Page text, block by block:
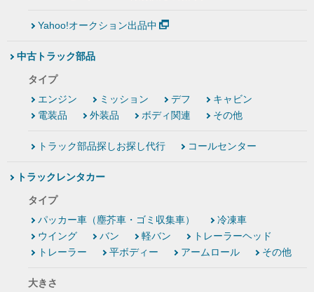
Yahoo!オークション出品中
中古トラック部品
タイプ
エンジン
ミッション デフ
キャビン
電装品
外装品 ボディ関連 その他
トラック部品探しお探し代行 コールセンター
トラックレンタカー
タイプ
パッカー車（塵芥車・ゴミ収集車）
冷凍車
ウイング
バン 軽バン
トレーラーヘッド
トレーラー
平ボディー アームロール その他
大きさ